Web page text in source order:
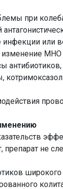
при
инфекции или
изменение
не